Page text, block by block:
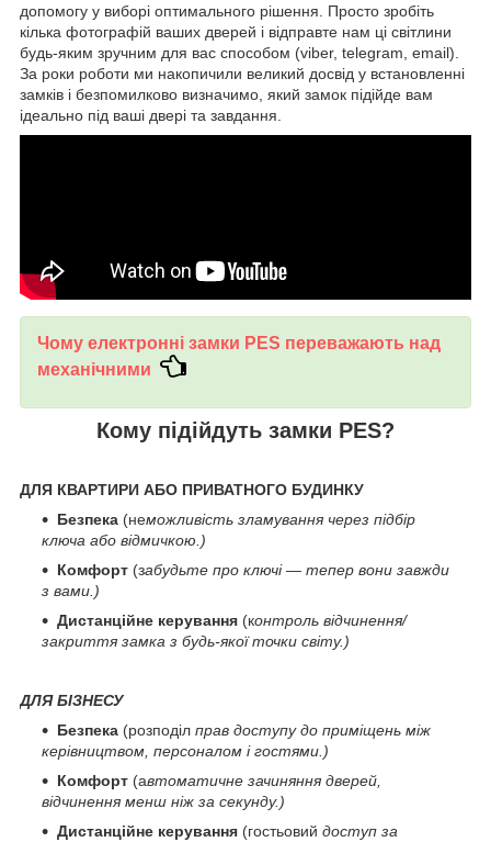
допомогу у виборі оптимального рішення. Просто зробіть
кілька фотографій ваших дверей і відправте нам ці світлини
будь-яким зручним для вас способом (viber, telegram, email).
За роки роботи ми накопичили великий досвід у встановленні
замків і безпомилково визначимо, який замок підійде вам
ідеально під ваші двері та завдання.
Чому електронні замки PES переважають над
механічними
Кому підійдуть замки PES?
ДЛЯ КВАРТИРИ АБО ПРИВАТНОГО БУДИНКУ
Безпека (неможливість зламування через підбір
ключа або відмичкою.)
Комфорт (забудьте про ключі — тепер вони завжди
з вами.)
Дистанційне керування (контроль відчинення/
закриття замка з будь-якої точки світу.)
ДЛЯ БІЗНЕСУ
Безпека (розподіл прав доступу до приміщень між
керівництвом, персоналом і гостями.)
Комфорт (автоматичне зачиняння дверей,
відчинення менш ніж за секунду.)
Дистанційне керування (гостьовий доступ за